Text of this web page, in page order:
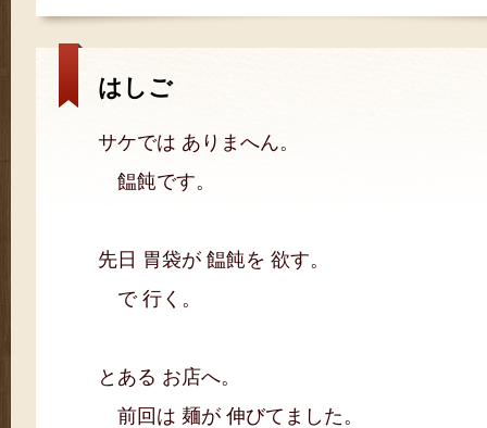
はしご
サケでは ありまへん。
饂飩です。
先日 胃袋が 饂飩を 欲す。
で 行く。
とある お店へ。
前回は 麺が 伸びてました。